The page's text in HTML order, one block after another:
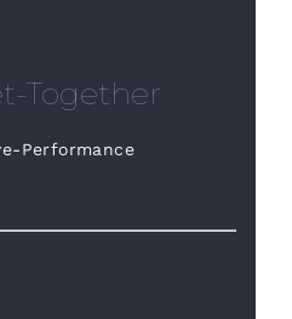
Together
Performance